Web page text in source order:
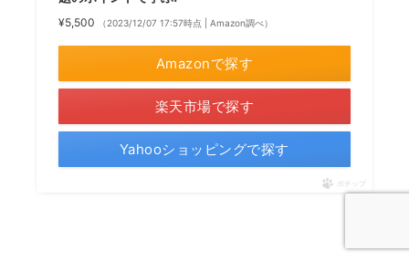
¥5,500 （2023/12/07 17:57時点 | Amazon調べ）
Amazonで探す
楽天市場で探す
Yahooショッピングで探す
ポチップ